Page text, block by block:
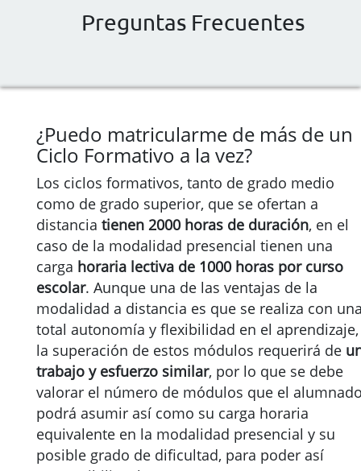
Preguntas Frecuentes
¿Puedo matricularme de más de un
Ciclo Formativo a la vez?
Los ciclos formativos, tanto de grado medio
como de grado superior, que se ofertan a
distancia tienen 2000 horas de duración, en el
caso de la modalidad presencial tienen una
carga horaria lectiva de 1000 horas por curso
escolar. Aunque una de las ventajas de la
modalidad a distancia es que se realiza con
total autonomía y flexibilidad en el aprendizaje,
la superación de estos módulos requerirá de
trabajo y esfuerzo similar, por lo que se debe
valorar el número de módulos que el
podrá asumir así como su carga horaria
equivalente en la modalidad presencial y su
posible grado de dificultad, para poder así